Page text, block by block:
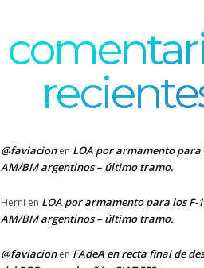
@faviacionen LOA por armamento para
AM/BM argentinos – último tramo.
Herni en LOA por armamento para los F-
AM/BM argentinos – último tramo.
@faviacionen FAdeA en recta final de